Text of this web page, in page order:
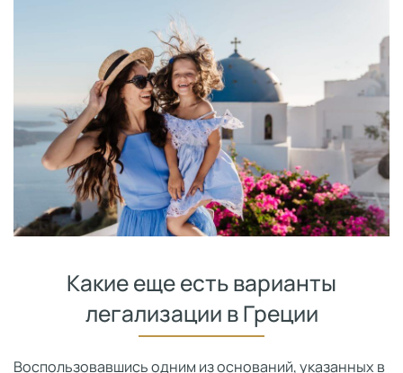
Какие еще есть варианты
легализации в Греции
Воспользовавшись одним из оснований, указанных в